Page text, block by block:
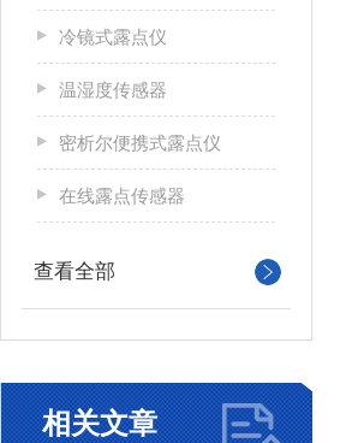
冷镜式露点仪
温湿度传感器
密析尔便携式露点仪
在线露点传感器
查看全部
相关文章